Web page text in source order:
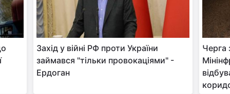
Захід у війні РФ проти України
займався "тільки провокаціями" -
Ердоган
Черга